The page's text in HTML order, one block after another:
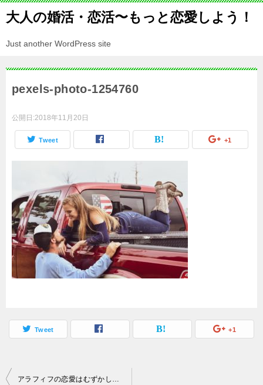
大人の婚活・恋活〜もっと恋愛しよう！
Just another WordPress site
pexels-photo-1254760
公開日:2018年11月20日
Tweet +1
Tweet +1
投
アラフィフの恋愛はむずかしい？！恋愛できないのか、それとも恋愛したくないのかどっちだろう